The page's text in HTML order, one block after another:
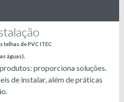
telhas de PVC ITEC
águas).
proporciona soluções.
de instalar, além de práticas